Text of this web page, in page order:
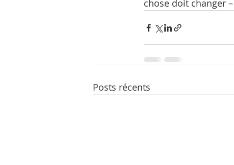
chose doit changer
Posts récents